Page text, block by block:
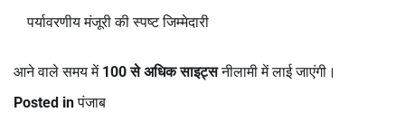
पर्यावरणीय मंजूरी की स्पष्ट जिम्मेदारी
आने वाले समय में 100 से अधिक साइट्सनीलामी में लाई जाएंगी।
Posted inपंजाब